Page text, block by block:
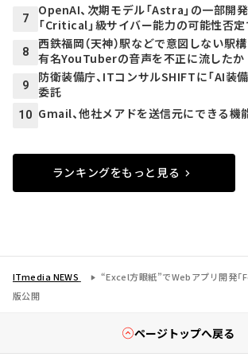
7
OpenAI、次期モデル「Astra」の一部開
「Critical」級サイバー能力の可能性否
8
西鉄福岡（天神）駅などで意図しない
有名YouTuberの音声を不正に流したか
9
防衛装備庁、ITコンサルSHIFTに「AI装
委託
10 Gmail、他社メアドを送信元にできる機
ランキングをもっと見る
ITmedia NEWS
“Excel方眼紙”でWebアプリ開発「
版公開
ページトップへ戻る